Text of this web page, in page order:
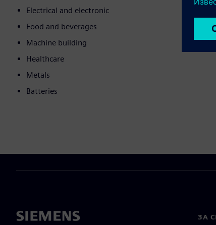
Electrical and electronic
Food and beverages
Machine building
Healthcare
Metals
Batteries
ЗА